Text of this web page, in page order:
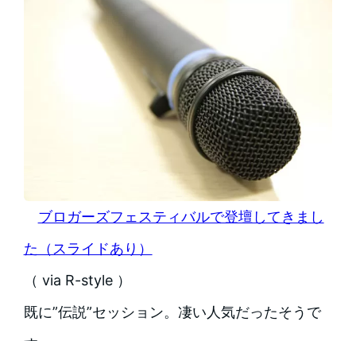
ブロガーズフェスティバルで登壇してきまし
た（スライドあり）
（ via R-style ）
既に”伝説”セッション。凄い人気だったそうで